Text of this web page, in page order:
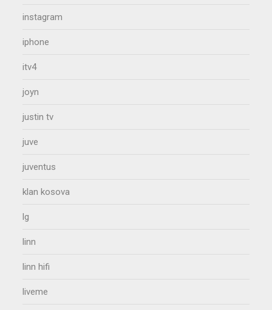
instagram
iphone
itv4
joyn
justin tv
juve
juventus
klan kosova
lg
linn
linn hifi
liveme